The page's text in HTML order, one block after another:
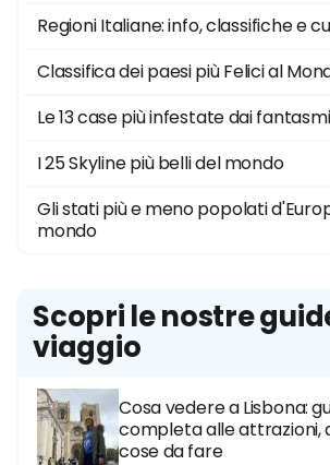
Regioni Italiane: info, classifiche e
Classifica dei paesi più Felici al
Le 13 case più infestate dai
I 25 Skyline più belli del mondo
Gli stati più e meno popolati
mondo
Scopri le nostre
viaggio
Cosa vedere a Lisbona:
completa alle attrazioni,
cose da fare